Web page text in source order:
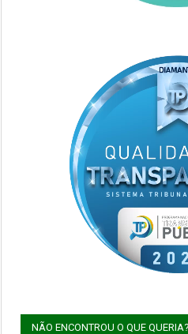
NÃO ENCONTROU O QUE QUERIA?